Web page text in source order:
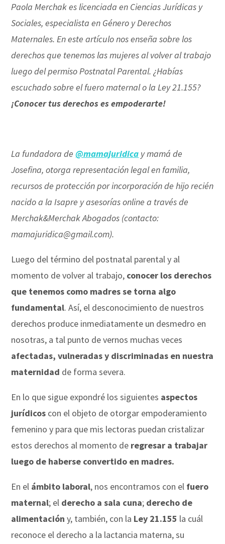
Paola Merchak es licenciada en Ciencias Jurídicas y
Sociales, especialista en Género y Derechos
Maternales. En este artículo nos enseña sobre los
derechos que tenemos las mujeres al volver al trabajo
luego del permiso Postnatal Parental. ¿Habías
escuchado sobre el fuero maternal o la Ley 21.155?
¡Conocer tus derechos es empoderarte!
La fundadora de@mamajuridica y mamá de
Josefina, otorga representación legal en familia,
recursos de protección por incorporación de hijo recién
nacido a la Isapre y asesorías online a través de
Merchak&Merchak Abogados (contacto:
mamajuridica@gmail.com).
Luego del término del postnatal parental y al
momento de volver al trabajo, conocer los derechos
que tenemos como madres se torna algo
fundamental. Así, el desconocimiento de nuestros
derechos produce inmediatamente un desmedro en
nosotras, a tal punto de vernos muchas veces
afectadas, vulneradas y discriminadas en nuestra
maternidad de forma severa.
En lo que sigue expondré los siguientes aspectos
jurídicos con el objeto de otorgar empoderamiento
femenino y para que mis lectoras puedan cristalizar
estos derechos al momento de regresar a trabajar
luego de haberse convertido en madres.
En el ámbito laboral, nos encontramos con el fuero
maternal; el derecho a sala cuna; derecho de
alimentación y, también, con la Ley 21.155 la cuál
reconoce el derecho a la lactancia materna, su